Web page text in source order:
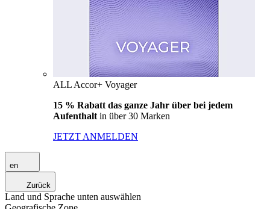
ALL Accor+ Voyager
15 % Rabatt das ganze Jahr über bei jedem
Aufenthalt in über 30 Marken
JETZT ANMELDEN
en
Zurück
Land und Sprache unten auswählen